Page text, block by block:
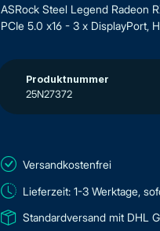
ASRock Steel Legend Radeon
PCIe 5.0 x16 - 3 x DisplayPort,
Produktnummer
25N27372
Versandkostenfrei
Lieferzeit: 1-3 Werktage,
Standardversand mit DHL